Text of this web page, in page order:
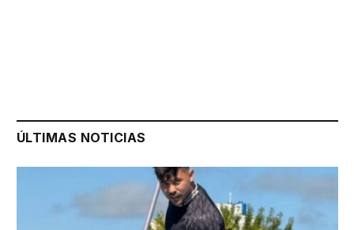
ÚLTIMAS NOTICIAS